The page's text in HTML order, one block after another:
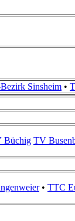
Sinsheim •
Büchig TV
• TTC